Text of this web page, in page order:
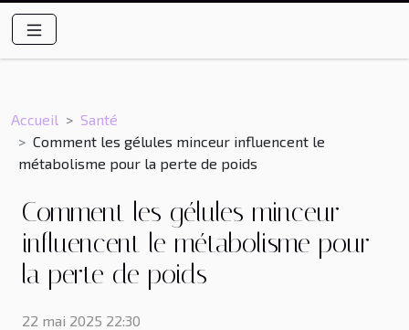
Accueil
Santé
Comment les gélules minceur influencent le
métabolisme pour la perte de poids
Comment les gélules minceur
influencent le métabolisme pour
la perte de poids
22 mai 2025 22:30